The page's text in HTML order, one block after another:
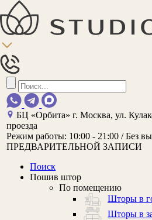
БЦ «Орбита»г. Москва, ул.
проезда
Режим работы: 10:00 - 21:00 / Без
ПРЕДВАРИТЕЛЬНОЙ ЗАПИСИ
Поиск
Пошив штор
По помещению
Шторы в
Шторы в